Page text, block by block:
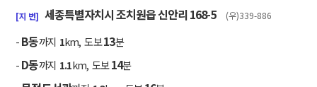
[지 번] 세종특별자치시 조치원읍 신안리 168-5 (우)339-886
-B동까지 1km, 도보13분
-D동까지 1.1km, 도보14분